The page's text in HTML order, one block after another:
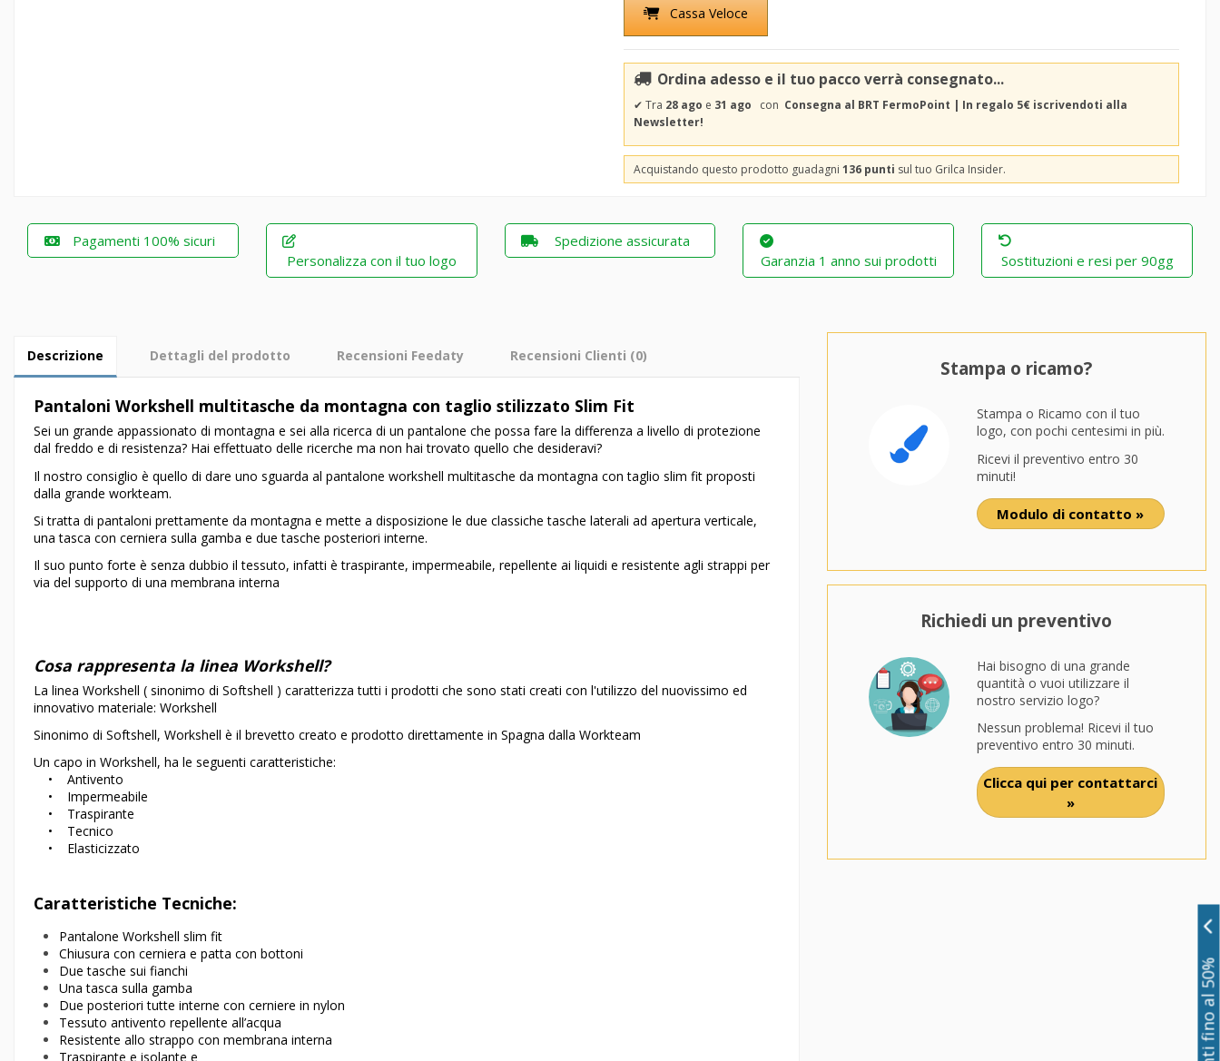
Cassa Veloce
Ordina adesso e il tuo pacco verrà consegnato...
✔ Tra 28 ago e 31 ago con Consegna al BRT FermoPoint | In regalo 5€ iscrivendoti alla
Newsletter!
Acquistando questo prodotto guadagni 136 punti sul tuo Grilca Insider.
Pagamenti 100% sicuri
Personalizza con il tuo logo
Spedizione assicurata
Garanzia 1 anno sui prodotti
Sostituzioni e resi per 90gg
Descrizione Dettagli del prodotto Recensioni Feedaty Recensioni Clienti (0)
Pantaloni Workshell multitasche da montagna con taglio stilizzato Slim Fit
Sei un grande appassionato di montagna e sei alla ricerca di un pantalone che possa fare la differenza a livello di protezione
dal freddo e di resistenza? Hai effettuato delle ricerche ma non hai trovato quello che desideravi?
Il nostro consiglio è quello di dare uno sguarda al pantalone workshell multitasche da montagna con taglio slim fit proposti
dalla grande workteam.
Si tratta di pantaloni prettamente da montagna e mette a disposizione le due classiche tasche laterali ad apertura verticale,
una tasca con cerniera sulla gamba e due tasche posteriori interne.
Il suo punto forte è senza dubbio il tessuto, infatti è traspirante, impermeabile, repellente ai liquidi e resistente agli strappi per
via del supporto di una membrana interna
Cosa rappresenta la linea Workshell?
La linea Workshell ( sinonimo di Softshell ) caratterizza tutti i prodotti che sono stati creati con l'utilizzo del nuovissimo ed
innovativo materiale: Workshell
Sinonimo di Softshell, Workshell è il brevetto creato e prodotto direttamente in Spagna dalla Workteam
Un capo in Workshell, ha le seguenti caratteristiche:
• Antivento
• Impermeabile
• Traspirante
• Tecnico
• Elasticizzato
Caratteristiche Tecniche:
Pantalone Workshell slim fit
Chiusura con cerniera e patta con bottoni
Due tasche sui fianchi
Una tasca sulla gamba
Due posteriori tutte interne con cerniere in nylon
Tessuto antivento repellente all’acqua
Resistente allo strappo con membrana interna
Traspirante e isolante e
Stampa o ricamo?
Stampa o Ricamo con il tuo
logo, con pochi centesimi in più.
Ricevi il preventivo entro 30
minuti!
Modulo di contatto »
Richiedi un preventivo
Hai bisogno di una grande
quantità o vuoi utilizzare il
nostro servizio logo?
Nessun problema! Ricevi il tuo
preventivo entro 30 minuti.
Clicca qui per contattarci
»
Sconti fino al 50%